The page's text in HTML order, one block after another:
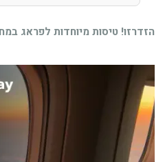
הזדרזו! טיסות מיוחדות לפראג